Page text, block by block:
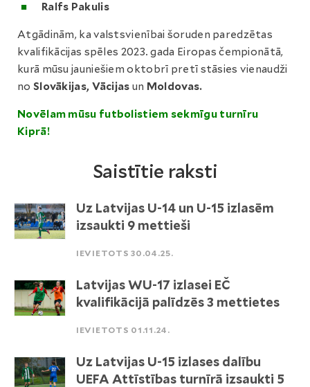
Ralfs Pakulis
Atgādinām, ka valstsvienībai šoruden paredzētas
kvalifikācijas spēles 2023. gada Eiropas čempionātā,
kurā mūsu jauniešiem oktobrī pretī stāsies vienaudži
no Slovākijas, Vācijas un Moldovas.
Novēlam mūsu futbolistiem sekmīgu turnīru
Kiprā!
Saistītie raksti
Uz Latvijas U-14 un U-15 izlasēm
izsaukti 9 mettieši
IEVIETOTS 30.04.25.
Latvijas WU-17 izlasei EČ
kvalifikācijā palīdzēs 3 mettietes
IEVIETOTS 01.11.24.
Uz Latvijas U-15 izlases dalību
UEFA Attīstības turnīrā izsaukti 5